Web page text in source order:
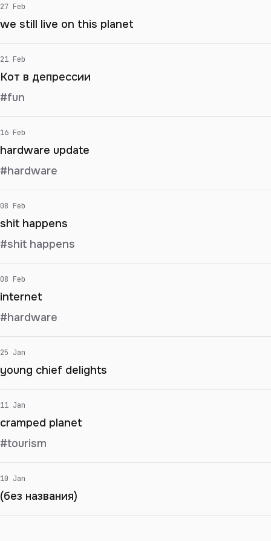
27 Feb
we still live on this planet
21 Feb
Кот в депрессии
#fun
16 Feb
hardware update
#hardware
08 Feb
shit happens
#shit happens
08 Feb
internet
#hardware
25 Jan
young chief delights
11 Jan
cramped planet
#tourism
10 Jan
(без названия)